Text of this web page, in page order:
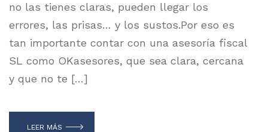
no las tienes claras, pueden llegar los
errores, las prisas… y los sustos.Por eso es
tan importante contar con una asesoría fiscal
SL como OKasesores, que sea clara, cercana
y que no te […]
LEER MÁS